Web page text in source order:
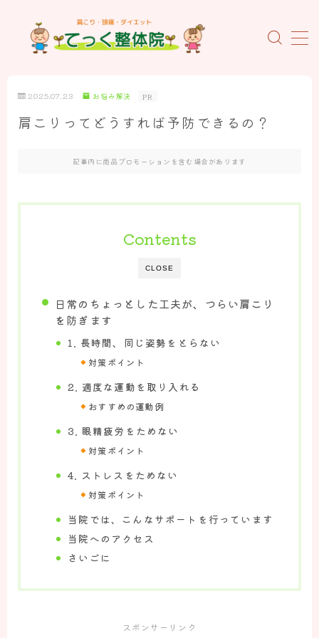
MENU
ホーム
初めての方へ
概要とアクセス
てっく整体院の施術について
頭痛へのアプローチについて
ダイエットへのアプローチについて
腰痛へのアプローチについて
肩痛・肩こりへのアプローチについて
お悩み解決
ダイエットの方のお悩み解決
2025.07.23 お悩み解決 PR
肩こりってどうすれば予防できるの？
記事内に商品プロモーションを含む場合があります
CLOSE
Contents
日常のちょっとした工夫が、つらい肩こり
を防ぎます
1. 長時間、同じ姿勢をとらない
対策ポイント
2. 適度な運動を取り入れる
おすすめの運動例
3. 眼精疲労をためない
対策ポイント
4. ストレスをためない
対策ポイント
当院では、こんなサポートを行っています
当院へのアクセス
さいごに
スポンサーリンク